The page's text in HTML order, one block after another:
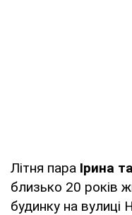
Літня пара Ірина
близько 20 років
будинку на вулиці